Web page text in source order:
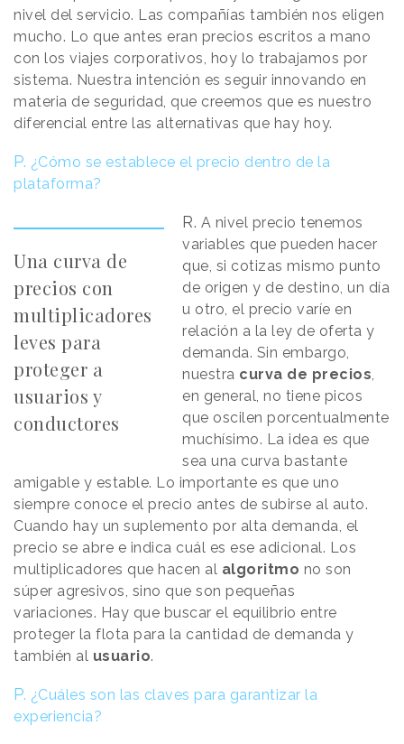
nivel del servicio. Las compañías también nos eligen
mucho. Lo que antes eran precios escritos a mano
con los viajes corporativos, hoy lo trabajamos por
sistema. Nuestra intención es seguir innovando en
materia de seguridad, que creemos que es nuestro
diferencial entre las alternativas que hay hoy.
P. ¿Cómo se establece el precio dentro de la
plataforma?
Una curva de
precios con
multiplicadores
leves para
proteger a
usuarios y
conductores
R. A nivel precio tenemos
variables que pueden hacer
que, si cotizas mismo punto
de origen y de destino, un día
u otro, el precio varíe en
relación a la ley de oferta y
demanda. Sin embargo,
nuestra curva de precios,
en general, no tiene picos
que oscilen porcentualmente
muchísimo. La idea es que
sea una curva bastante
amigable y estable. Lo importante es que uno
siempre conoce el precio antes de subirse al auto.
Cuando hay un suplemento por alta demanda, el
precio se abre e indica cuál es ese adicional. Los
multiplicadores que hacen al algoritmo no son
súper agresivos, sino que son pequeñas
variaciones. Hay que buscar el equilibrio entre
proteger la flota para la cantidad de demanda y
también al usuario.
P. ¿Cuáles son las claves para garantizar la
experiencia?